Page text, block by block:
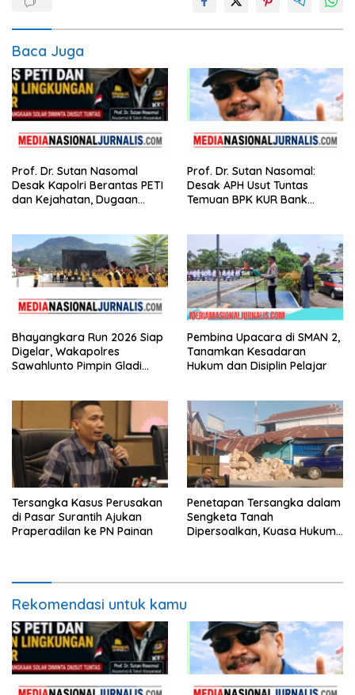
Baca Juga
Prof. Dr. Sutan Nasomal
Desak Kapolri Berantas PETI
dan Kejahatan, Dugaan
Prof. Dr. Sutan Nasomal:
Desak APH Usut Tuntas
Temuan BPK KUR Bank
Bhayangkara Run 2026 Siap
Digelar, Wakapolres
Sawahlunto Pimpin Gladi
Pembina Upacara di SMAN 2,
Tanamkan Kesadaran
Hukum dan Disiplin Pelajar
Tersangka Kasus Perusakan
di Pasar Surantih Ajukan
Praperadilan ke PN Painan
Penetapan Tersangka dalam
Sengketa Tanah
Dipersoalkan, Kuasa Hukum
Rekomendasi untuk kamu